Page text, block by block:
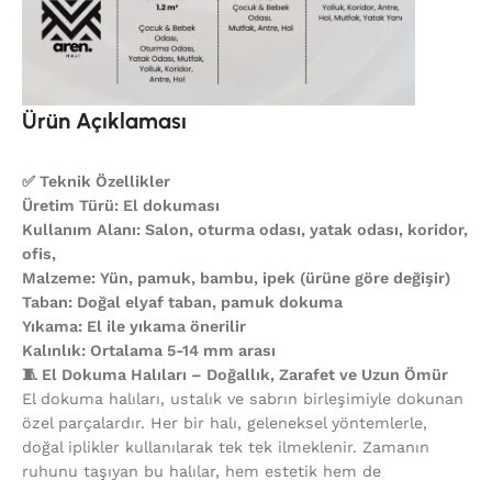
Ürün Açıklaması
✅ Teknik Özellikler
Üretim Türü: El dokuması
Kullanım Alanı: Salon, oturma odası, yatak odası, koridor,
ofis,
Malzeme: Yün, pamuk, bambu, ipek (ürüne göre değişir)
Taban: Doğal elyaf taban, pamuk dokuma
Yıkama: El ile yıkama önerilir
Kalınlık: Ortalama 5-14 mm arası
🧵 El Dokuma Halıları – Doğallık, Zarafet ve Uzun Ömür
El dokuma halıları, ustalık ve sabrın birleşimiyle dokunan
özel parçalardır. Her bir halı, geleneksel yöntemlerle,
doğal iplikler kullanılarak tek tek ilmeklenir. Zamanın
ruhunu taşıyan bu halılar, hem estetik hem de